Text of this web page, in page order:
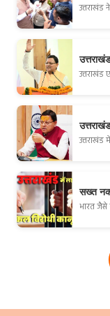
उत्तराखंड
सख्त
भारत जैसे